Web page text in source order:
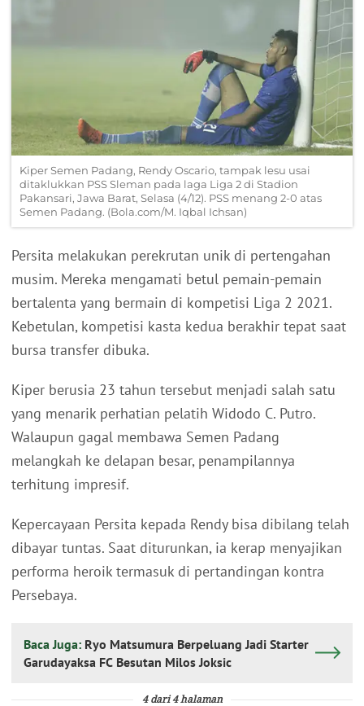
Kiper Semen Padang, Rendy Oscario, tampak lesu usai
ditaklukkan PSS Sleman pada laga Liga 2 di Stadion
Pakansari, Jawa Barat, Selasa (4/12). PSS menang 2-0 atas
Semen Padang. (Bola.com/M. Iqbal Ichsan)
Persita melakukan perekrutan unik di pertengahan
musim. Mereka mengamati betul pemain-pemain
bertalenta yang bermain di kompetisi Liga 2 2021.
Kebetulan, kompetisi kasta kedua berakhir tepat saat
bursa transfer dibuka.
Kiper berusia 23 tahun tersebut menjadi salah satu
yang menarik perhatian pelatih Widodo C. Putro.
Walaupun gagal membawa Semen Padang
melangkah ke delapan besar, penampilannya
terhitung impresif.
Kepercayaan Persita kepada Rendy bisa dibilang telah
dibayar tuntas. Saat diturunkan, ia kerap menyajikan
performa heroik termasuk di pertandingan kontra
Persebaya.
Baca Juga: Ryo Matsumura Berpeluang Jadi Starter
Garudayaksa FC Besutan Milos Joksic
4 dari 4 halaman